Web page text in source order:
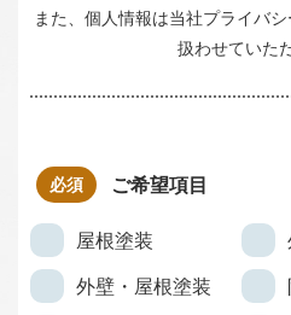
また、個人情報は当社プライバ
扱わせていた
ご希望項目
屋根塗装
外壁・屋根塗装